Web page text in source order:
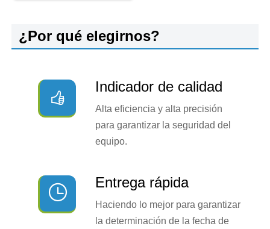
¿Por qué elegirnos?

Indicador de calidad
Alta eficiencia y alta precisión
para garantizar la seguridad del
equipo.

Entrega rápida
Haciendo lo mejor para garantizar
la determinación de la fecha de